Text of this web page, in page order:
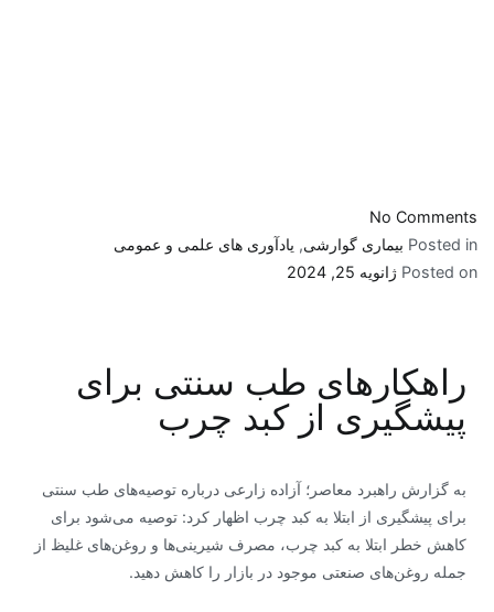
No Comments
Posted in بیماری گوارشی, یادآوری های علمی و عمومی
Posted on ژانویه 25, 2024
راهکارهای طب سنتی برای
پیشگیری از کبد چرب
به گزارش راهبرد معاصر؛ آزاده زارعی درباره توصیه‌های طب سنتی
برای پیشگیری از ابتلا به کبد چرب اظهار کرد: توصیه می‌شود برای
کاهش خطر ابتلا به کبد چرب، مصرف شیرینی‌ها و روغن‌های غلیظ از
جمله روغن‌های صنعتی موجود در بازار را کاهش دهید.